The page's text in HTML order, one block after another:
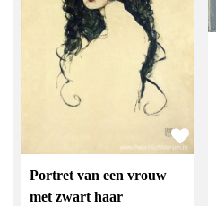
Portret van een vrouw
met zwart haar